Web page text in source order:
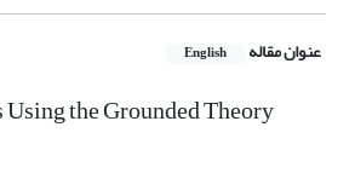
عنوان مقاله English
the Grounded Theory